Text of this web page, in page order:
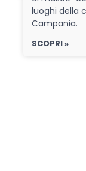
luoghi della
Campania.
SCOPRI »